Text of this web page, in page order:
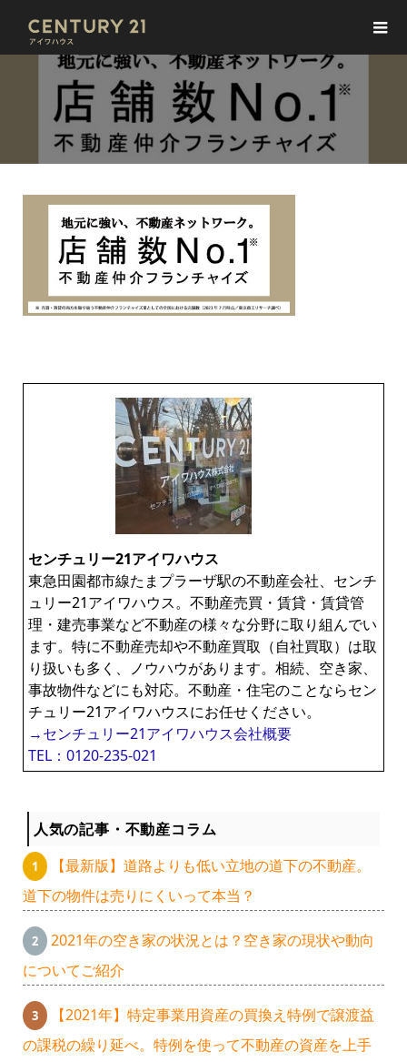
センチュリー21アイワハウス
東急田園都市線たまプラーザ駅の不動産会社、センチ
ュリー21アイワハウス。不動産売買・賃貸・賃貸管
理・建売事業など不動産の様々な分野に取り組んでい
ます。特に不動産売却や不動産買取（自社買取）は取
り扱いも多く、ノウハウがあります。相続、空き家、
事故物件などにも対応。不動産・住宅のことならセン
チュリー21アイワハウスにお任せください。
→センチュリー21アイワハウス会社概要
TEL：0120-235-021
人気の記事・不動産コラム
【最新版】道路よりも低い立地の道下の不動産。
道下の物件は売りにくいって本当？
2021年の空き家の状況とは？空き家の現状や動向
についてご紹介
【2021年】特定事業用資産の買換え特例で譲渡益
の課税の繰り延べ。特例を使って不動産の資産を上手